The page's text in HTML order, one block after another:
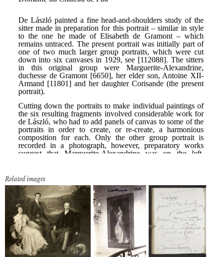
Related images